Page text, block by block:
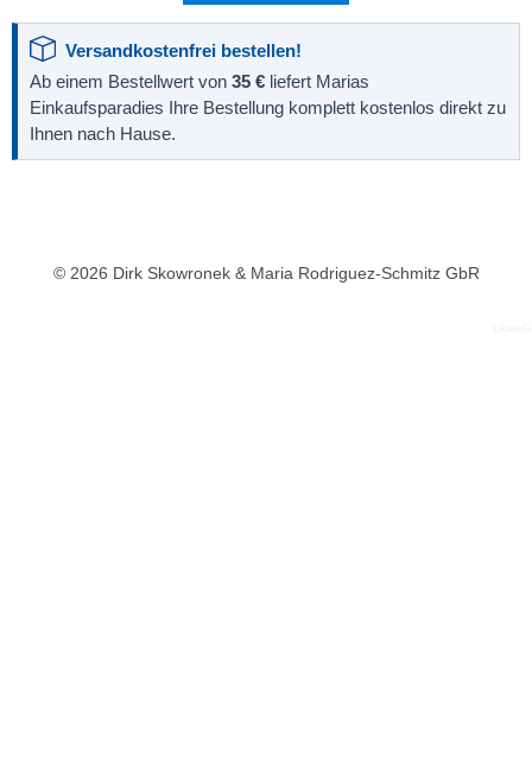
Versandkostenfrei bestellen!
Ab einem Bestellwert von 35 € liefert Marias
Einkaufsparadies Ihre Bestellung komplett kostenlos direkt zu
Ihnen nach Hause.
© 2026 Dirk Skowronek & Maria Rodriguez-Schmitz GbR